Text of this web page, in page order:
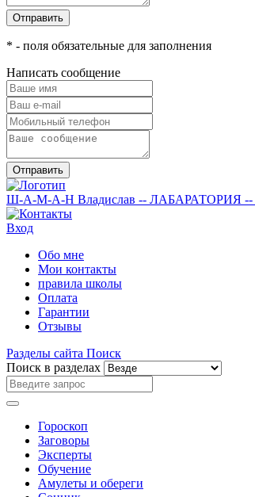
Отправить
* - поля обязательные для заполнения
Написать сообщение
Отправить
Ш-А-М-А-Н Владислав -- ЛАБАРАТОРИЯ --
Вход
Обо мне
Мои контакты
правила школы
Оплата
Гарантии
Отзывы
Разделы сайта Поиск
Поиск в разделах
Гороскоп
Заговоры
Эксперты
Обучение
Амулеты и обереги